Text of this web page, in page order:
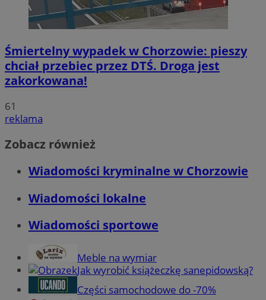
Śmiertelny wypadek w Chorzowie: pieszy
chciał przebiec przez DTŚ. Droga jest
zakorkowana!
61
reklama
Zobacz również
Wiadomości kryminalne w Chorzowie
Wiadomości lokalne
Wiadomości sportowe
Meble na wymiar
Jak wyrobić książeczkę sanepidowską?
Części samochodowe do -70%